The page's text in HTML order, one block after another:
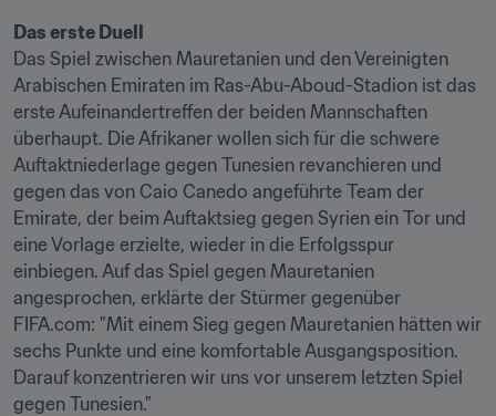
Das erste Duell
Das Spiel zwischen Mauretanien und den Vereinigten
Arabischen Emiraten im Ras-Abu-Aboud-Stadion ist das
erste Aufeinandertreffen der beiden Mannschaften
überhaupt. Die Afrikaner wollen sich für die schwere
Auftaktniederlage gegen Tunesien revanchieren und
gegen das von Caio Canedo angeführte Team der
Emirate, der beim Auftaktsieg gegen Syrien ein Tor und
eine Vorlage erzielte, wieder in die Erfolgsspur
einbiegen. Auf das Spiel gegen Mauretanien
angesprochen, erklärte der Stürmer gegenüber
FIFA.com: "Mit einem Sieg gegen Mauretanien hätten wir
sechs Punkte und eine komfortable Ausgangsposition.
Darauf konzentrieren wir uns vor unserem letzten Spiel
gegen Tunesien."